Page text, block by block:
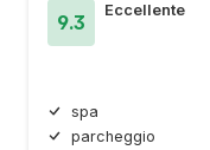
9.3
Eccellente
spa
parcheggio